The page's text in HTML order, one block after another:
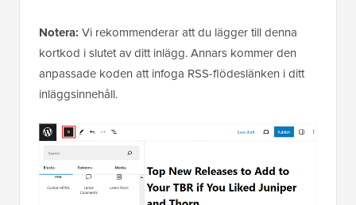
Notera: Vi rekommenderar att du lägger till denna
kortkod i slutet av ditt inlägg. Annars kommer den
anpassade koden att infoga RSS-flödeslänken i ditt
inläggsinnehåll.